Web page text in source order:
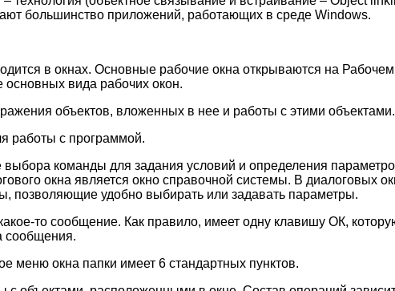
большинство приложений, работающих в среде Windows.
в окнах. Основные рабочие окна открываются на Рабочем
основных вида рабочих окон.
объектов, вложенных в нее и работы с этими объектами.
работы с программой.
выбора команды для задания условий и определения
окна является окно справочной системы. В диалоговых
позволяющие удобно выбирать или задавать параметры.
то сообщение. Как правило, имеет одну клавишу ОК,
сообщения.
меню окна папки имеет 6 стандартных пунктов.